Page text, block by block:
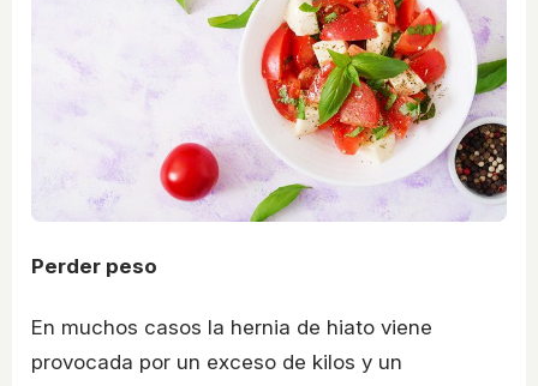
Perder peso
En muchos casos la hernia de hiato viene
provocada por un exceso de kilos y un